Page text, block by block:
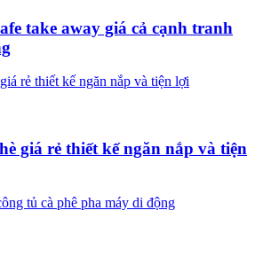
take away giá cả cạnh tranh
giá rẻ thiết kế ngăn nắp và tiện